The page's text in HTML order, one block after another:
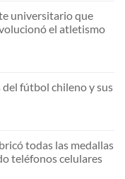
universitario que
el atletismo
del fútbol chileno y sus
todas las medallas
teléfonos celulares